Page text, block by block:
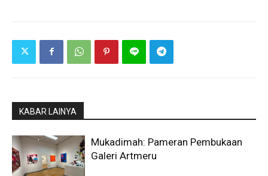
KABAR LAINYA
Mukadimah: Pameran Pembukaan
Galeri Artmeru